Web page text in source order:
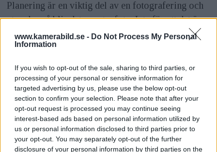
www.kamerabild.se - Do Not Process My Personal
Information
If you wish to opt-out of the sale, sharing to third parties, or
processing of your personal or sensitive information for
targeted advertising by us, please use the below opt-out
section to confirm your selection. Please note that after your
opt-out request is processed you may continue seeing
interest-based ads based on personal information utilized by
us or personal information disclosed to third parties prior to
your opt-out. You may separately opt-out of the further
disclosure of your personal information by third parties on the
Planering är en viktig del av en fotografering och
utan den så blir det spontanfoto. Inte för att det är
något fel på något sätt men att planera sin bild,
utföra fotograferingen och sedan se att resultatet
och lyckas du med detta är du ett steg närmare att
kalla dig professionell fotograf.
Tre fotoelever berättar